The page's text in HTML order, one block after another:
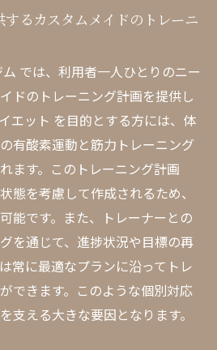
ソナルジム がもたらす健康的
も続けやすいダイエット方法
ポートする久屋大通 パーソ
レーナーによる個別指導の重
の信頼関係がダイエット成功
食事指導で健康的にダイエッ
提案する効果的なエクササイ
するカスタムメイドのトレーニ
では、利用者一人ひとりのニー
ドのトレーニング計画を提供し
エット を目的とする方には、体
有酸素運動と筋力トレーニング
ます。このトレーニング計画
態を考慮して作成されるため、
能です。また、トレーナーとの
を通じて、進捗状況や目標の再
常に最適なプランに沿ってトレ
できます。このような個別対応
支える大きな要因となります。